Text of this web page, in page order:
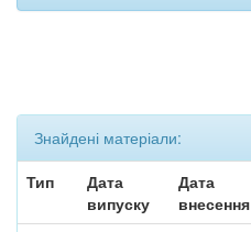
Знайдені матеріали:
Тип
Дата
випуску
Дата
внесення